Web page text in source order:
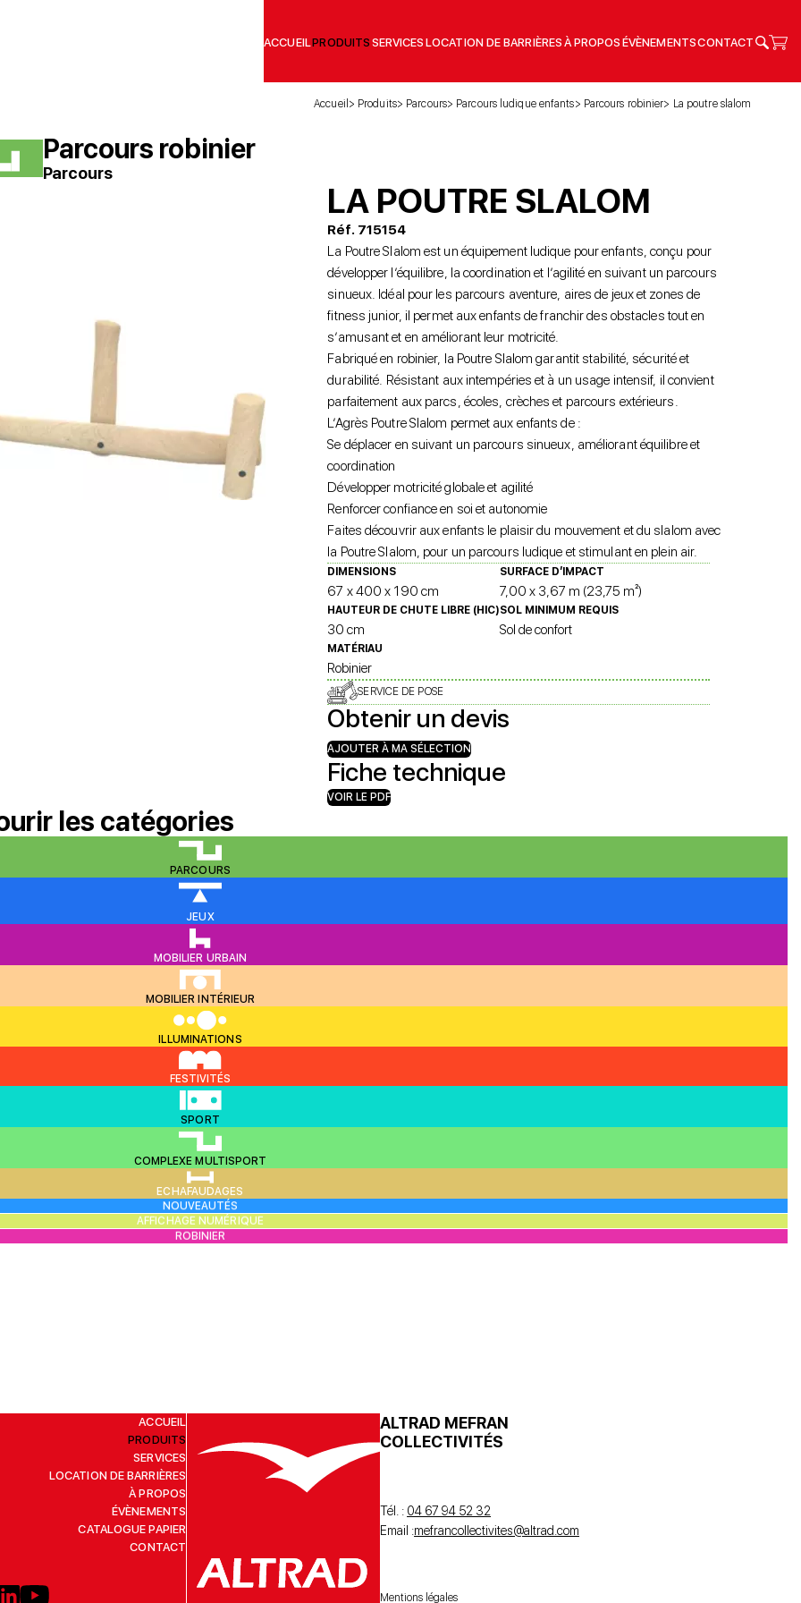
ACCUEILPRODUITS SERVICES LOCATION DE BARRIÈRES À PROPOS ÉVÈNEMENTSCONTACT
Accueil Produits Parcours Parcours ludique enfants Parcours robinier La poutre slalom
Parcours robinier
Parcours
LA POUTRE SLALOM
Réf. 715154
La Poutre Slalom est un équipement ludique pour enfants, conçu pour
développer l’équilibre, la coordination et l’agilité en suivant un parcours
sinueux. Idéal pour les parcours aventure, aires de jeux et zones de
fitness junior, il permet aux enfants de franchir des obstacles tout en
s’amusant et en améliorant leur motricité.
Fabriqué en robinier, la Poutre Slalom garantit stabilité, sécurité et
durabilité. Résistant aux intempéries et à un usage intensif, il convient
parfaitement aux parcs, écoles, crèches et parcours extérieurs.
L’Agrès Poutre Slalom permet aux enfants de :
Se déplacer en suivant un parcours sinueux, améliorant équilibre et
coordination
Développer motricité globale et agilité
Renforcer confiance en soi et autonomie
Faites découvrir aux enfants le plaisir du mouvement et du slalom avec
la Poutre Slalom, pour un parcours ludique et stimulant en plein air.
DIMENSIONS
67 x 400 x 190 cm
SURFACE D’IMPACT
7,00 x 3,67 m (23,75 m²)
HAUTEUR DE CHUTE LIBRE (HIC)
30 cm
SOL MINIMUM REQUIS
Sol de confort
MATÉRIAU
Robinier
SERVICE DE POSE
Obtenir un devis
AJOUTER À MA SÉLECTION
Fiche technique
VOIR LE PDF
les catégories
PARCOURS
JEUX
MOBILIER URBAIN
MOBILIER INTÉRIEUR
ILLUMINATIONS
FESTIVITÉS
SPORT
COMPLEXE MULTISPORT
ECHAFAUDAGES
NOUVEAUTÉS
AFFICHAGE NUMÉRIQUE
ROBINIER
ACCUEIL
PRODUITS
SERVICES
LOCATION DE BARRIÈRES
À PROPOS
ÉVÈNEMENTS
CATALOGUE PAPIER
CONTACT
ALTRAD MEFRAN
COLLECTIVITÉS
Tél. : 04 67 94 52 32
Email :mefrancollectivites@altrad.com
Mentions légales